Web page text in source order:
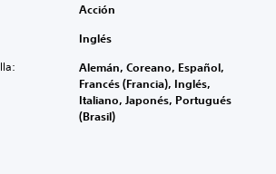
Acción
Inglés
Alemán, Coreano, Español,
Francés (Francia), Inglés,
Italiano, Japonés, Portugués
(Brasil)